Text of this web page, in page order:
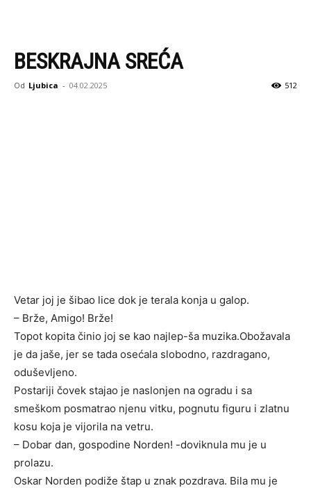
BESKRAJNA SREĆA
Od Ljubica - 04.02.2025 512
Vetar joj je šibao lice dok je terala konja u galop.
– Brže, Amigo! Brže!
Topot kopita činio joj se kao najlep-ša muzika.Obožavala
je da jaše, jer se tada osećala slobodno, razdragano,
oduševljeno.
Postariji čovek stajao je naslonjen na ogradu i sa
smeškom posmatrao njenu vitku, pognutu figuru i zlatnu
kosu koja je vijorila na vetru.
– Dobar dan, gospodine Norden! -doviknula mu je u
prolazu.
Oskar Norden podiže štap u znak pozdrava. Bila mu je